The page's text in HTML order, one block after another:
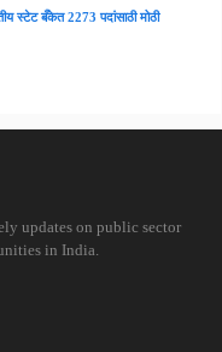
स्टेट बँकेत 2273 पदांसाठी मोठी
updates on public sector
in India.